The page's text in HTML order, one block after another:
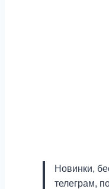
Новинки,
телеграм,